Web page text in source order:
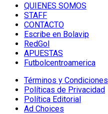
QUIENES SOMOS
STAFF
CONTACTO
Escribe en Bolavip
RedGol
APUESTAS
Futbolcentroamerica
Términos y Condiciones
Políticas de Privacidad
Política Editorial
Ad Choices